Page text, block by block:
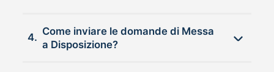
4.
Come inviare le domande di Messa
a Disposizione?